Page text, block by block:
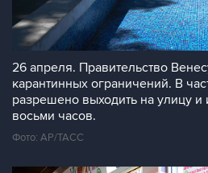
26 апреля. Правительство
карантинных ограничений. В
разрешено выходить на улицу и
восьми часов.
Фото: AP/ТАСС